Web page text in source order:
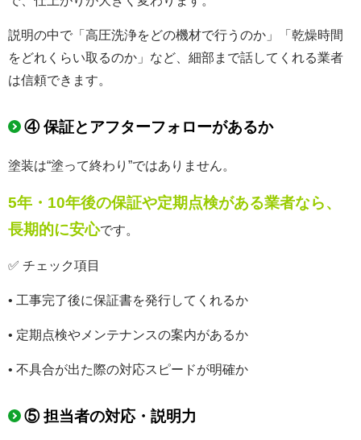
説明の中で「高圧洗浄をどの機材で行うのか」「乾燥時間
をどれくらい取るのか」など、細部まで話してくれる業者
は信頼できます。
④ 保証とアフターフォローがあるか
塗装は“塗って終わり”ではありません。
5年・10年後の保証や定期点検がある業者なら、
長期的に安心です。
✅ チェック項目
• 工事完了後に保証書を発行してくれるか
• 定期点検やメンテナンスの案内があるか
• 不具合が出た際の対応スピードが明確か
⑤ 担当者の対応・説明力